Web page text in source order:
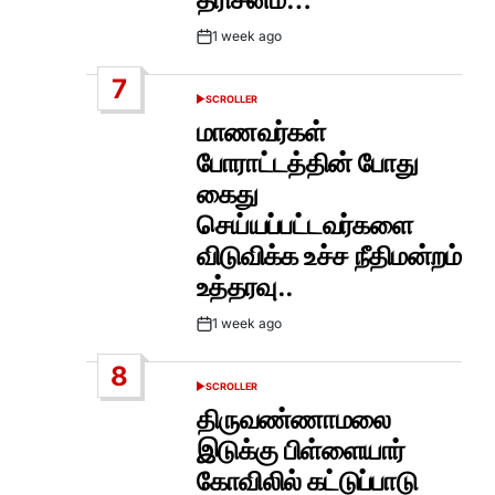
Post1 week ago
7
POSTED
SCROLLER
மாணவர்கள்
போராட்டத்தின் போது
கைது
செய்யப்பட்டவர்களை
விடுவிக்க உச்ச நீதிமன்றம்
உத்தரவு..
Post1 week ago
8
POSTED
SCROLLER
திருவண்ணாமலை
இடுக்கு பிள்ளையார்
கோவிலில் கட்டுப்பாடு